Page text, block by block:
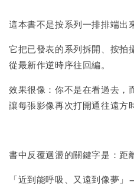
這本書不是按系列一排排端出
它把已發表的系列拆開、按拍
從最新作逆時序往回編。
效果很像：你不是在看過去，
讓每張影像再次打開通往遠方
書中反覆迴盪的關鍵字是：距
「近到能呼吸、又遠到像夢